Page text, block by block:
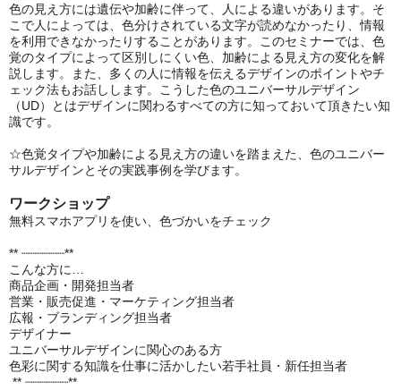
色の見え方には遺伝や加齢に伴って、人による違いがあります。そ
こで人によっては、色分けされている文字が読めなかったり、情報
を利用できなかったりすることがあります。このセミナーでは、色
覚のタイプによって区別しにくい色、加齢による見え方の変化を解
説します。また、多くの人に情報を伝えるデザインのポイントやチ
ェック法もお話しします。こうした色のユニバーサルデザイン
（UD）とはデザインに関わるすべての方に知っておいて頂きたい知
識です。
☆色覚タイプや加齢による見え方の違いを踏まえた、色のユニバー
サルデザインとその実践事例を学びます。
ワークショップ
無料スマホアプリを使い、色づかいをチェック
** ┈┈┈┈┈┈**
こんな方に…
商品企画・開発担当者
営業・販売促進・マーケティング担当者
広報・ブランディング担当者
デザイナー
ユニバーサルデザインに関心のある方
色彩に関する知識を仕事に活かしたい若手社員・新任担当者
** ┈┈┈┈┈┈**